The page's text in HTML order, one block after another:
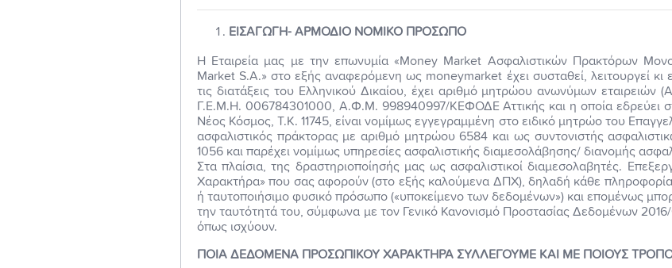
ΕΙΣΑΓΩΓΗ- ΑΡΜΟΔΙΟ ΝΟΜΙΚΟ ΠΡΟΣΩΠΟ
Η Εταιρεία μας με την επωνυμία «Money Market Ασφαλιστικών Πρακτόρων
Market S.A.» στο εξής αναφερόμενη ως moneymarket έχει συσταθεί, λειτουργεί
τις διατάξεις του Ελληνικού Δικαίου, έχει αριθμό μητρώου ανωνύμων
Γ.Ε.Μ.Η. 006784301000, Α.Φ.Μ. 998940997/ΚΕΦΟΔΕ Αττικής και η οποία εδρεύει
Νέος Κόσμος, Τ.Κ. 11745, είναι νομίμως εγγεγραμμένη στο ειδικό μητρώο του
ασφαλιστικός πράκτορας με αριθμό μητρώου 6584 και ως συντονιστής
1056 και παρέχει νομίμως υπηρεσίες ασφαλιστικής διαμεσολάβησης/ διανομής
Στα πλαίσια, της δραστηριοποίησής μας ως ασφαλιστικοί διαμεσολαβητές.
Χαρακτήρα» που σας αφορούν (στο εξής καλούμενα ΔΠΧ), δηλαδή κάθε
ή ταυτοποιήσιμο φυσικό πρόσωπο («υποκείμενο των δεδομένων») και επομένως
την ταυτότητά του, σύμφωνα με τον Γενικό Κανονισμό Προστασίας Δεδομένων 2016/
όπως ισχύουν.
ΠΟΙΑ ΔΕΔΟΜΕΝΑ ΠΡΟΣΩΠΙΚΟΥ ΧΑΡΑΚΤΗΡΑ ΣΥΛΛΕΓΟΥΜΕ ΚΑΙ ΜΕ ΠΟΙΟΥΣ